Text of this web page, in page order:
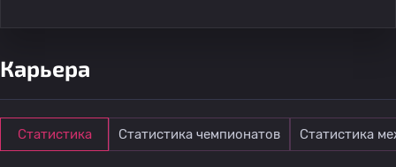
Карьера
Статистика Статистика чемпионатов Статистика